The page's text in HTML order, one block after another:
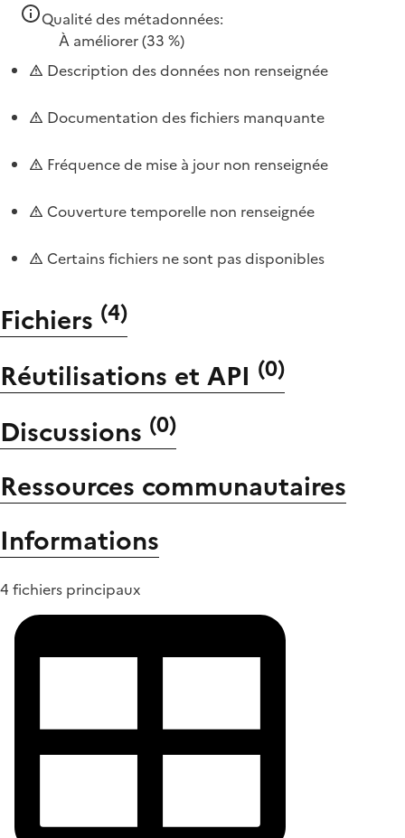
Qualité des métadonnées:
À améliorer(33 %)
Description des données non renseignée
Documentation des fichiers manquante
Fréquence de mise à jour non renseignée
Couverture temporelle non renseignée
Certains fichiers ne sont pas disponibles
Fichiers (4)
Réutilisations et API (0)
Discussions (0)
Ressources communautaires
Informations
4 fichiers principaux